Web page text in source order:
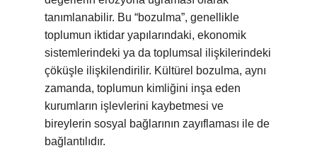
tanımlanabilir. Bu “bozulma”, genellikle
toplumun iktidar yapılarındaki, ekonomik
sistemlerindeki ya da toplumsal ilişkilerindeki
çöküşle ilişkilendirilir. Kültürel bozulma, aynı
zamanda, toplumun kimliğini inşa eden
kurumların işlevlerini kaybetmesi ve
bireylerin sosyal bağlarının zayıflaması ile de
bağlantılıdır.